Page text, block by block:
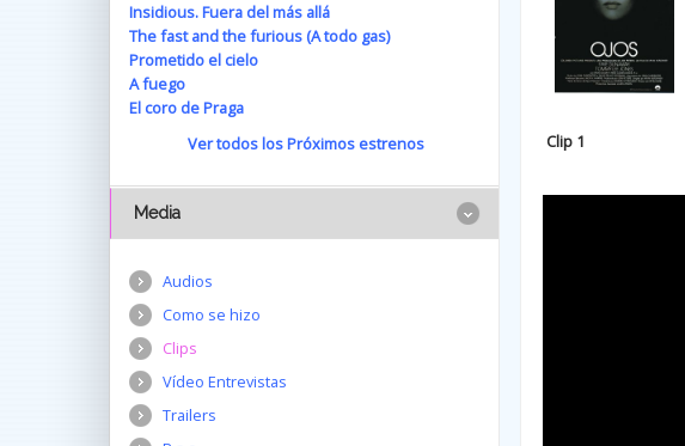
Clip 1
Insidious. Fuera del más allá
The fast and the furious (A todo gas)
Prometido el cielo
A fuego
El coro de Praga
Ver todos los Próximos estrenos
Media
Audios
Como se hizo
Clips
Vídeo Entrevistas
Trailers